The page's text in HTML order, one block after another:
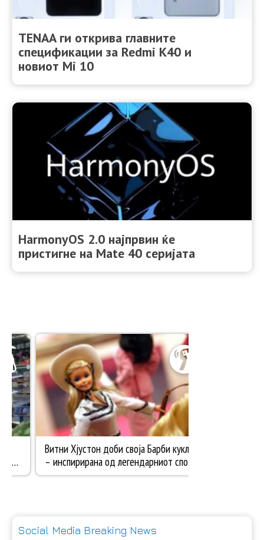
TENAA ги открива главните
спецификации за Redmi K40 и
новиот Mi 10
HarmonyOS 2.0 најпрвин ќе
пристигне на Mate 40 серијата
Social Media Breaking News